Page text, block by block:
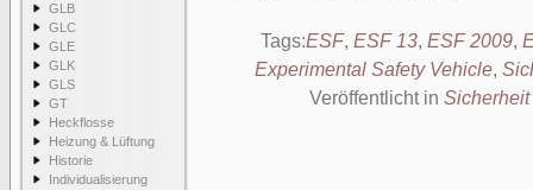
GLB
GLC
GLE
GLK
GLS
GT
Heckflosse
Heizung & Lüftung
Historie
Individualisierung
Tags:ESF, ESF 13, ESF 2009,
Experimental Safety Vehicle,
Veröffentlicht in Sicherheit